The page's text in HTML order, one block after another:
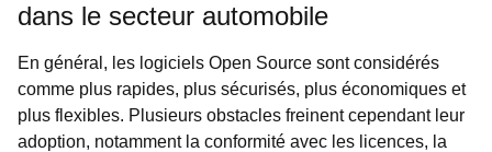
dans le secteur automobile
En général, les logiciels Open Source sont considérés
comme plus rapides, plus sécurisés, plus économiques et
plus flexibles. Plusieurs obstacles freinent cependant leur
adoption, notamment la conformité avec les licences, la